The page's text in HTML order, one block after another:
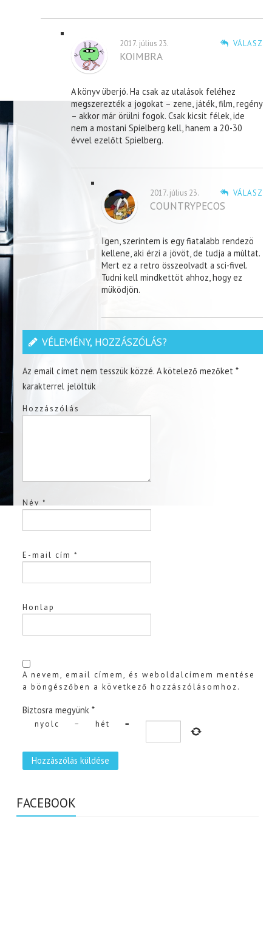
VÁLASZ
2017. július 23.
KOIMBRA
A könyv überjó. Ha csak az utalások feléhez
megszerezték a jogokat – zene, játék, film, regény
– akkor már örülni fogok. Csak kicsit félek, ide
nem a mostani Spielberg kell, hanem a 20-30
évvel ezelőtt Spielberg.
VÁLASZ
2017. július 23.
COUNTRYPECOS
Igen, szerintem is egy fiatalabb rendezö
kellene, aki érzi a jövöt, de tudja a mùltat.
Mert ez a retro összeolvadt a sci-fivel.
Tudni kell mindkettöt ahhoz, hogy ez
müködjön.
VÉLEMÉNY, HOZZÁSZÓLÁS?
Az email címet nem tesszük közzé. A kötelező mezőket*
karakterrel jelöltük
Hozzászólás
Név*
E-mail cím*
Honlap
A nevem, email címem, és weboldalcímem mentése
a böngészőben a következő hozzászólásomhoz.
Biztosra megyünk *
nyolc − hét =
FACEBOOK